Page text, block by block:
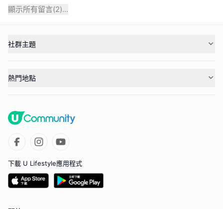
顯示所有留言(2)...
社群主題
熱門地點
下載 U Lifestyle應用程式